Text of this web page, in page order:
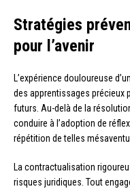
Stratégies
pour l’avenir
L’expérience douloureuse
des apprentissages précieux
futurs. Au-delà de la
conduire à l’adoption de
répétition de telles
La contractualisation
risques juridiques. Tout